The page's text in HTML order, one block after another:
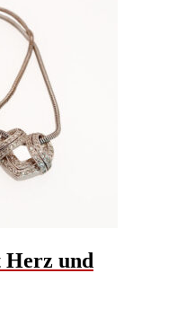
Herz und